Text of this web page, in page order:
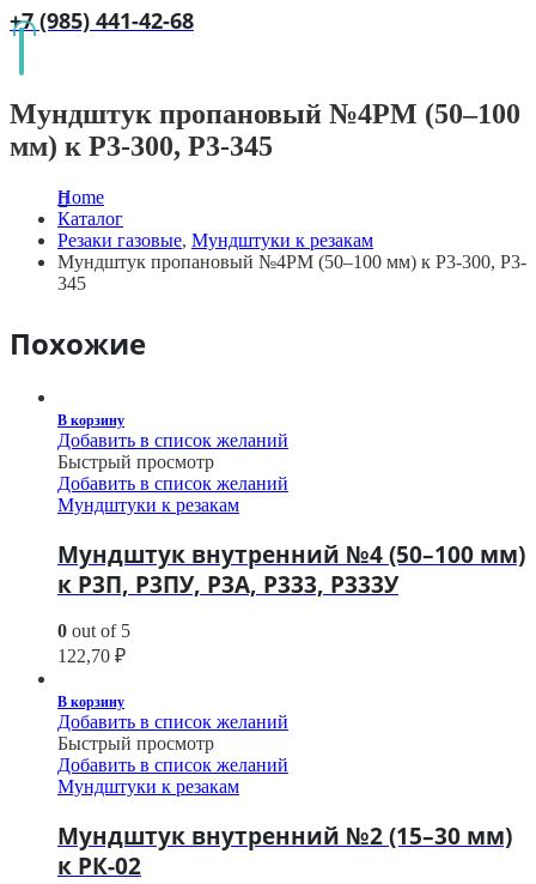
+7 (985) 441-42-68
Мундштук пропановый №4PM (50–100
мм) к Р3-300, Р3-345
Home
Каталог
Резаки газовые, Мундштуки к резакам
Мундштук пропановый №4PM (50–100 мм) к Р3-300, Р3-
345
Похожие
В корзину
Добавить в список желаний
Быстрый просмотр
Добавить в список желаний
Мундштуки к резакам
Мундштук внутренний №4 (50–100 мм)
к Р3П, Р3ПУ, Р3А, Р333, Р333У
0 out of 5
122,70 ₽
В корзину
Добавить в список желаний
Быстрый просмотр
Добавить в список желаний
Мундштуки к резакам
Мундштук внутренний №2 (15–30 мм)
к РК-02